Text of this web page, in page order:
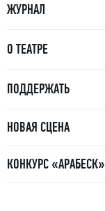
ЖУРНАЛ
О ТЕАТРЕ
ПОДДЕРЖАТЬ
НОВАЯ СЦЕНА
КОНКУРС «АРАБЕСК»